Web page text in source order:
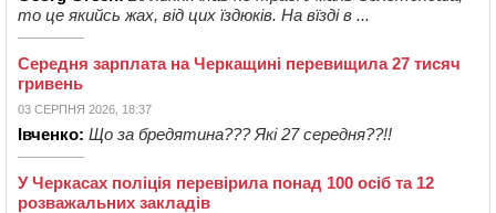
то це якийсь жах, від цих їздюків. На вїзді в ...
Середня зарплата на Черкащині перевищила 27 тисяч
гривень
03 СЕРПНЯ 2026, 18:37
Івченко: Що за бредятина??? Які 27 середня??!!
У Черкасах поліція перевірила понад 100 осіб та 12
розважальних закладів